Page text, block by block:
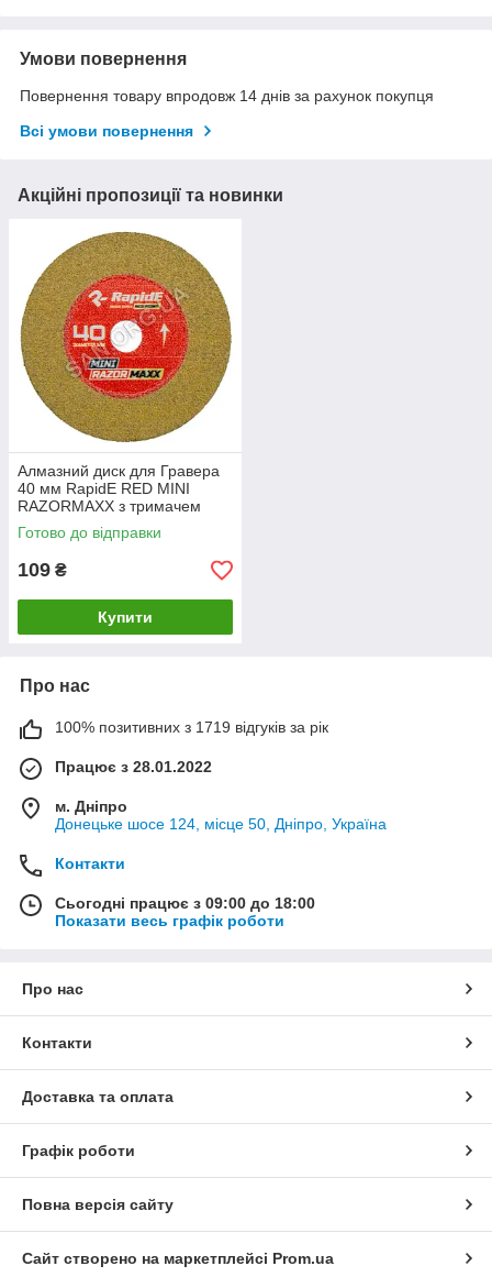
Умови повернення
Повернення товару впродовж 14 днів за рахунок покупця
Всі умови повернення
Акційні пропозиції та новинки
Алмазний диск для Гравера
40 мм RapidE RED MINI
RAZORMAXX з тримачем
Готово до відправки
109 ₴
Купити
Про нас
100% позитивних з 1719 відгуків за рік
Працює з 28.01.2022
м. Дніпро
Донецьке шосе 124, місце 50, Дніпро, Україна
Контакти
Сьогодні працює з 09:00 до 18:00
Показати весь графік роботи
Про нас
Контакти
Доставка та оплата
Графік роботи
Повна версія сайту
Сайт створено на маркетплейсі Prom.ua